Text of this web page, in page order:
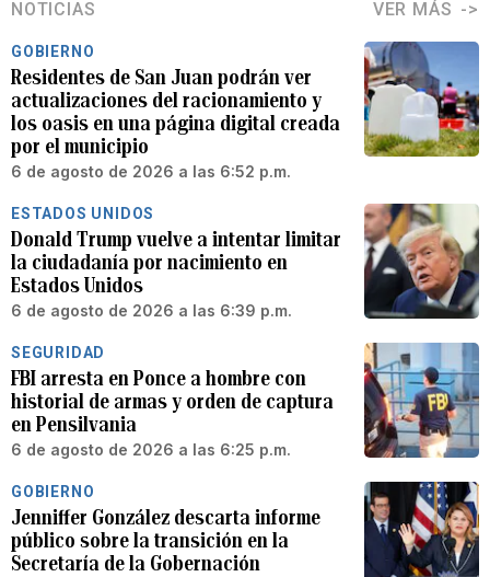
NOTICIAS VER MÁS
GOBIERNO
Residentes de San Juan podrán ver
actualizaciones del racionamiento y
los oasis en una página digital creada
por el municipio
6 de agosto de 2026 a las 6:52 p.m.
ESTADOS UNIDOS
Donald Trump vuelve a intentar limitar
la ciudadanía por nacimiento en
Estados Unidos
6 de agosto de 2026 a las 6:39 p.m.
SEGURIDAD
FBI arresta en Ponce a hombre con
historial de armas y orden de captura
en Pensilvania
6 de agosto de 2026 a las 6:25 p.m.
GOBIERNO
Jenniffer González descarta informe
público sobre la transición en la
Secretaría de la Gobernación